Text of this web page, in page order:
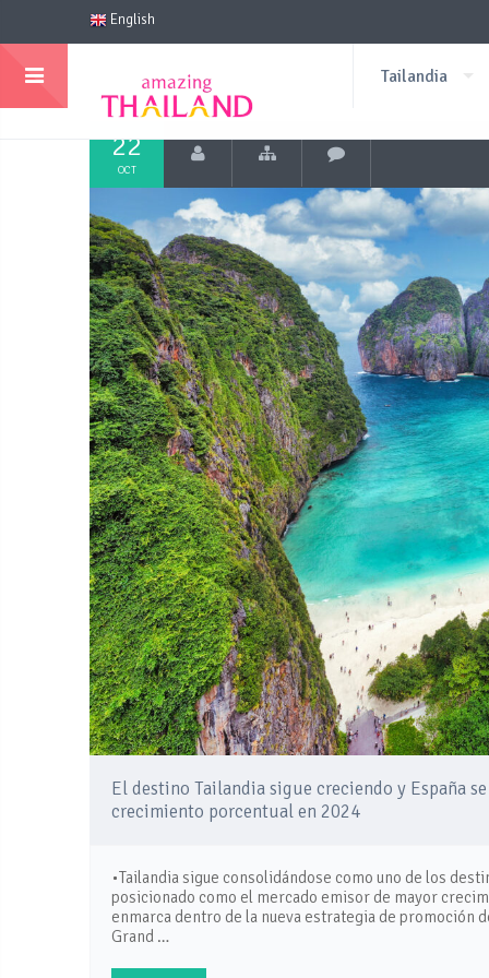
English
Tailandia
22
OCT
El destino Tailandia sigue creciendo y España
crecimiento porcentual en 2024
•Tailandia sigue consolidándose como uno de los
posicionado como el mercado emisor de mayor
enmarca dentro de la nueva estrategia de promoción
Grand …